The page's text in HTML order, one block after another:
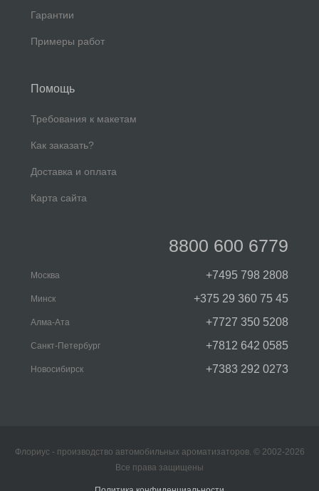
Гарантии
Примеры работ
Помощь
Требования к макетам
Как заказать?
Доставка и оплата
Карта сайта
8800 600 6779
Москва +7495 798 2808
Минск +375 29 360 75 45
Алма-Ата +7727 350 5208
Санкт-Петербург +7812 642 0585
Новосибирск +7383 292 0273
Флориус - производство автомобильных ароматизаторов. © 2002-2026
Все права защищены